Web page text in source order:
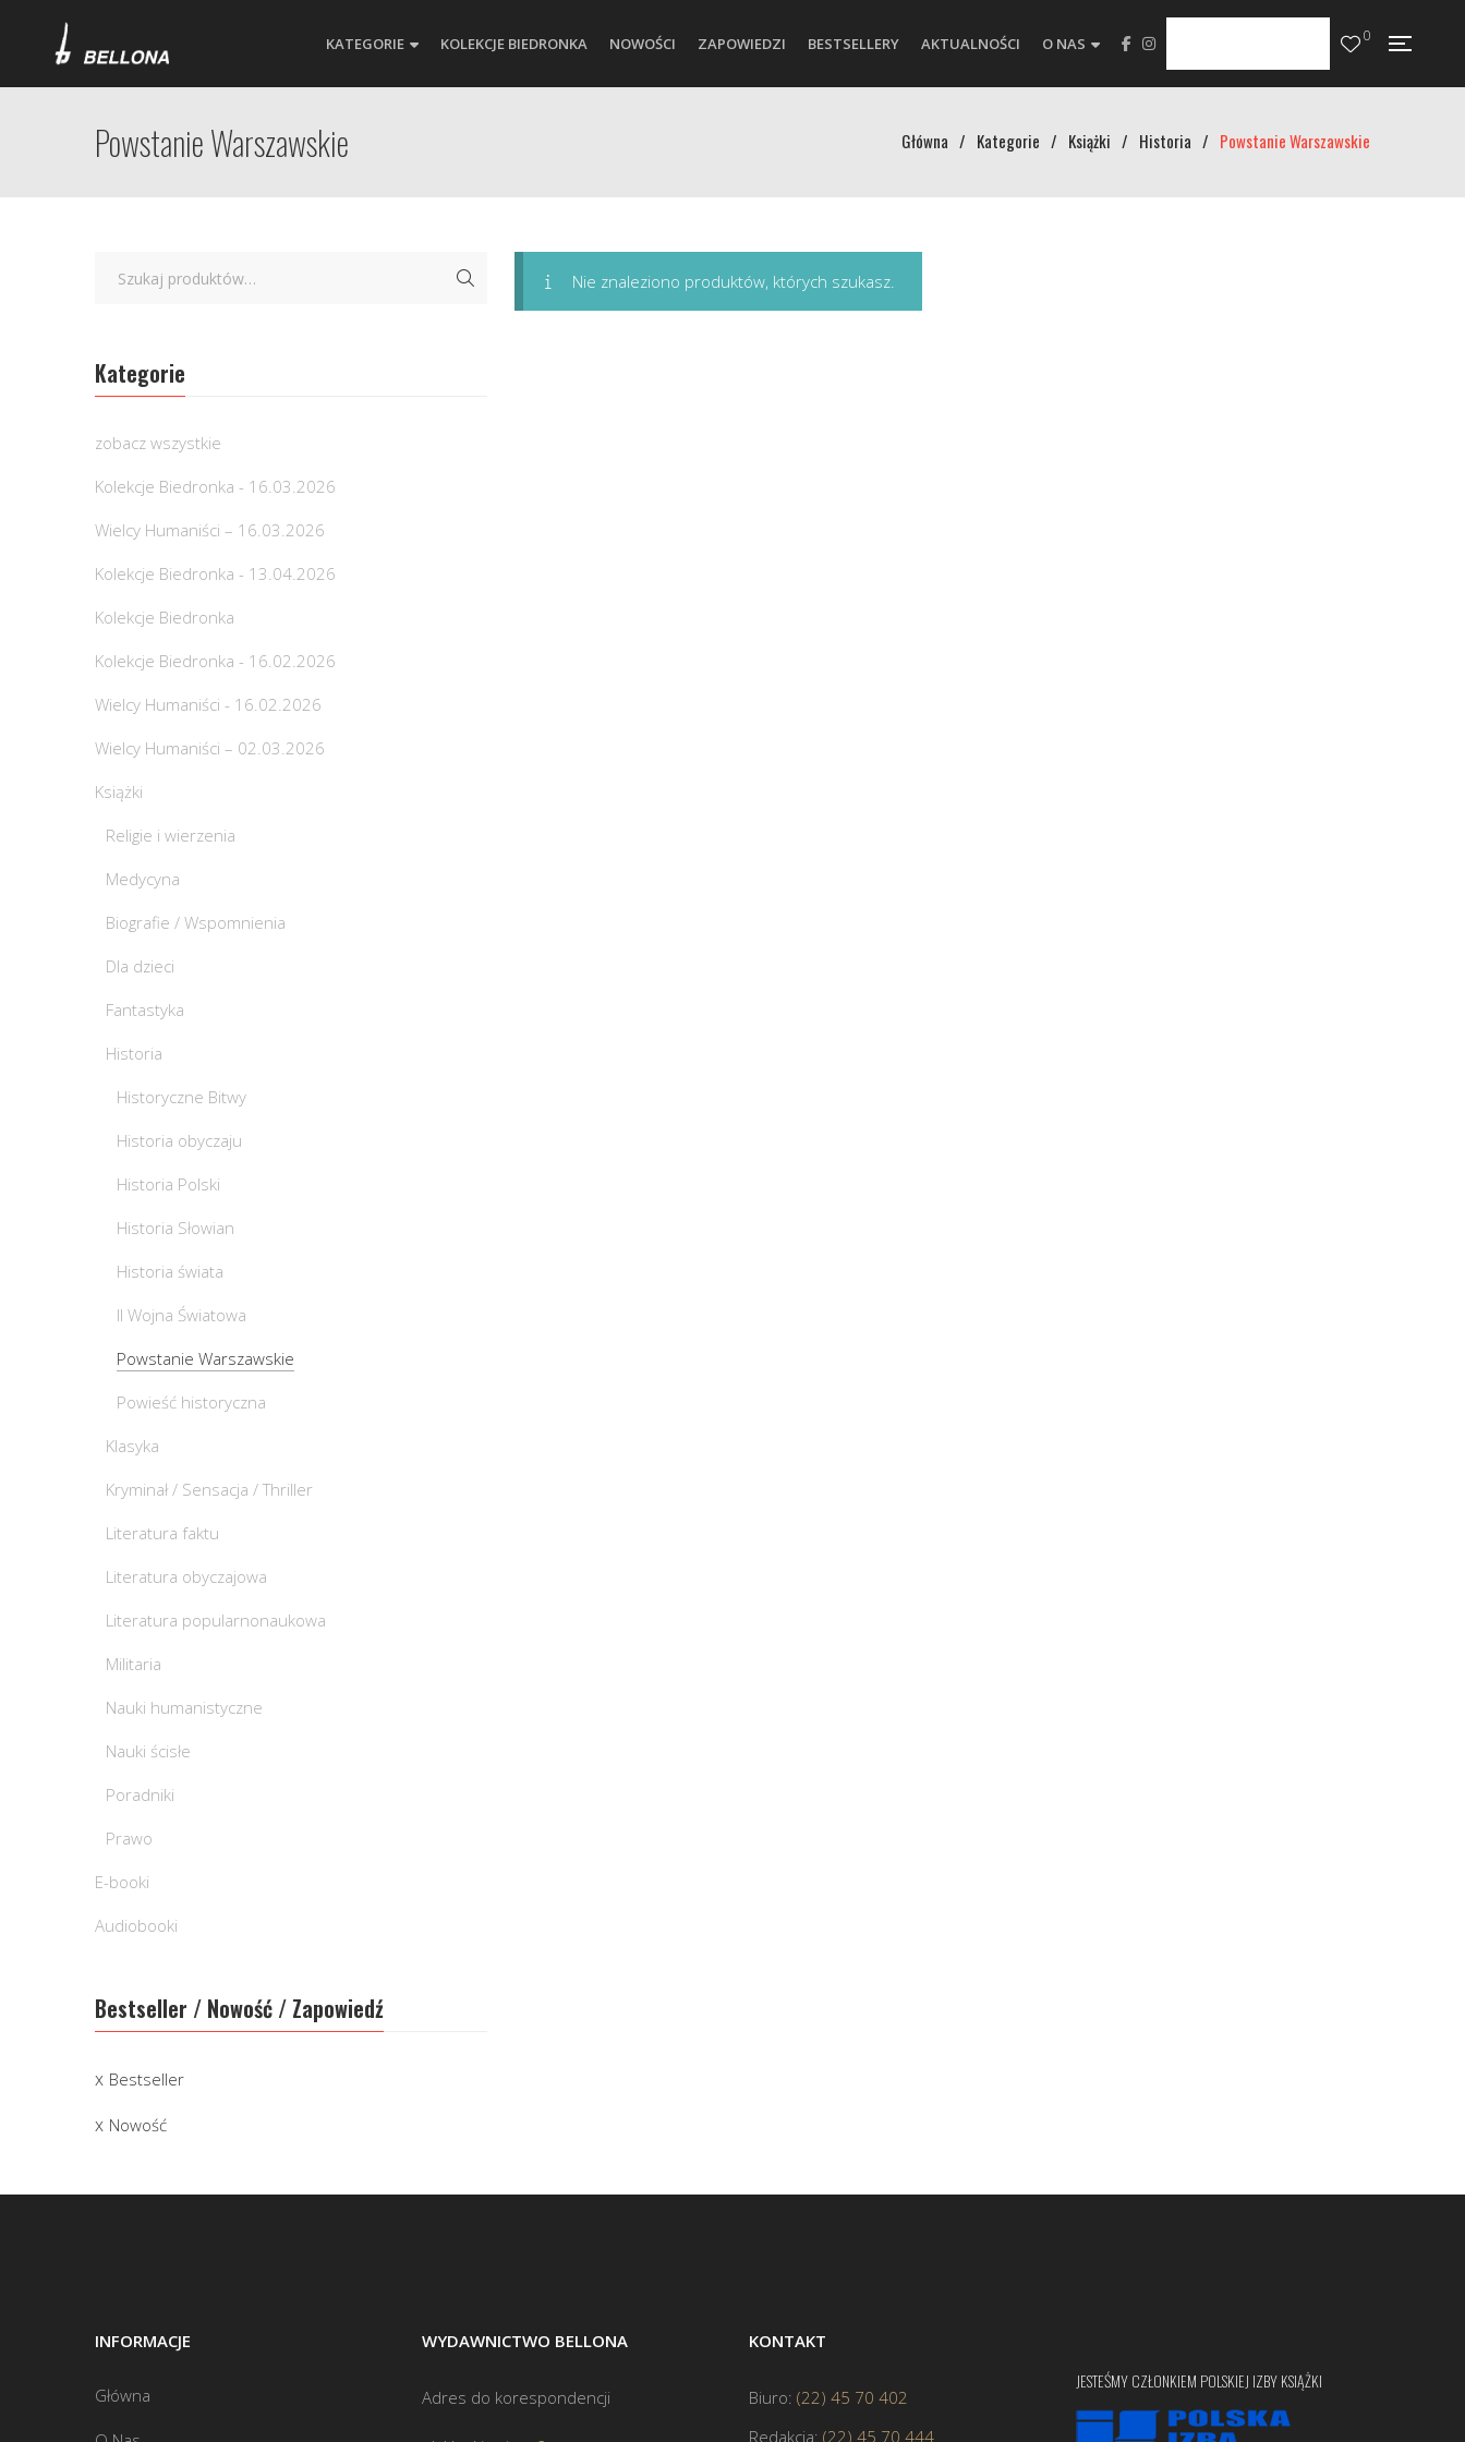
KATEGORIE KOLEKCJE BIEDRONKA NOWOŚCI ZAPOWIEDZI BESTSELLERY AKTUALNOŚCI O NAS 0
Powstanie Warszawskie Główna / Kategorie / Książki / Historia / Powstanie Warszawskie
Nie znaleziono produktów, których szukasz.
Kategorie
zobacz wszystkie
Kolekcje Biedronka - 16.03.2026
Wielcy Humaniści – 16.03.2026
Kolekcje Biedronka - 13.04.2026
Kolekcje Biedronka
Kolekcje Biedronka - 16.02.2026
Wielcy Humaniści - 16.02.2026
Wielcy Humaniści – 02.03.2026
Książki
Religie i wierzenia
Medycyna
Biografie / Wspomnienia
Dla dzieci
Fantastyka
Historia
Historyczne Bitwy
Historia obyczaju
Historia Polski
Historia Słowian
Historia świata
II Wojna Światowa
Powstanie Warszawskie
Powieść historyczna
Klasyka
Kryminał / Sensacja / Thriller
Literatura faktu
Literatura obyczajowa
Literatura popularnonaukowa
Militaria
Nauki humanistyczne
Nauki ścisłe
Poradniki
Prawo
E-booki
Audiobooki
Bestseller / Nowość / Zapowiedź
Bestseller
Nowość
INFORMACJE
Główna
WYDAWNICTWO BELLONA
Adres do korespondencji
KONTAKT
Biuro: (22) 45 70 402
Redakcja: (22) 45 70 444
JESTEŚMY CZŁONKIEM POLSKIEJ IZBY KSIĄŻKI